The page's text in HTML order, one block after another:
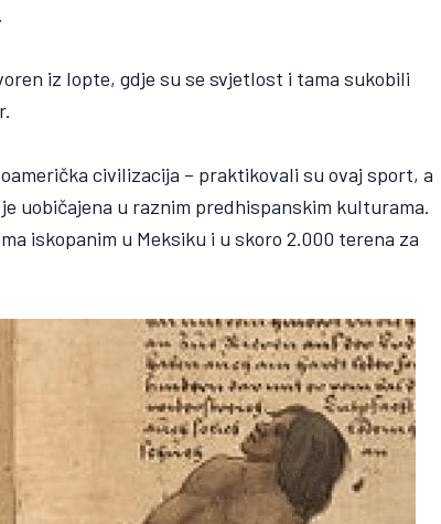
iz lopte, gdje su se svjetlost i tama sukobili
civilizacija – praktikovali su ovaj sport, a
uobičajena u raznim predhispanskim kulturama.
iskopanim u Meksiku i u skoro 2.000 terena za